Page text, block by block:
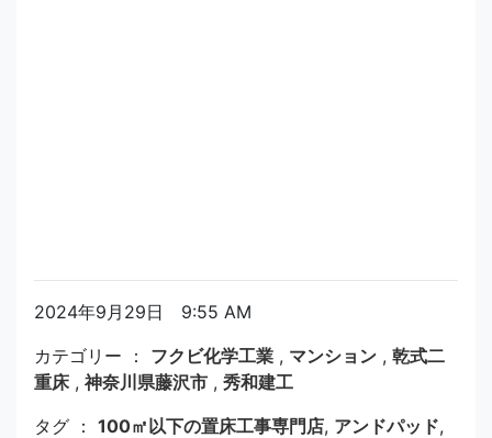
2024年9月29日 9:55 AM
カテゴリー ： フクビ化学工業 , マンション , 乾式二
重床, 神奈川県藤沢市 , 秀和建工
タグ ： 100㎡以下の置床工事専門店, アンドパッド,